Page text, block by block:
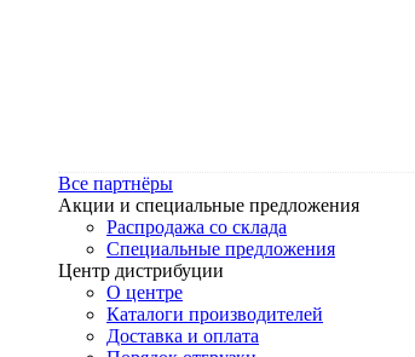
Все партнёры
Акции и специальные предложения
Распродажа со склада
Специальные предложения
Центр дистрибуции
О центре
Каталоги производителей
Доставка и оплата